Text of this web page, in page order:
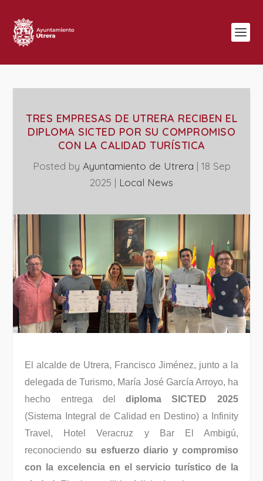
TRES EMPRESAS DE UTRERA RECIBEN EL
DIPLOMA SICTED POR SU COMPROMISO
CON LA CALIDAD TURÍSTICA
Posted by Ayuntamiento de Utrera | 18 Sep
2025 | Local News
El alcalde de Utrera, Francisco Jiménez, junto a la
delegada de Turismo, María José García Arroyo, ha
hecho entrega deldiploma SICTED
2025
(Sistema Integral de Calidad en Destino) a Infinity
Travel, Hotel Veracruz y Bar El Ambigú,
reconociendosu esfuerzo diario y compromiso
con la excelencia en el servicio turístico de la